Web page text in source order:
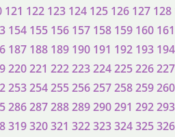
121 122 123 124 125 126 127 128
154 155 156 157 158 159 160 161
187 188 189 190 191 192 193 194
220221 222223224225226227
253254255256257258259260
286287288289290291 292293
319320321 322323324325326